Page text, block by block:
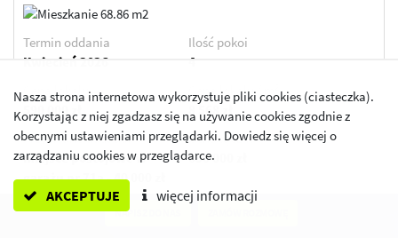
Termin oddania
Kwiecień 2026
Ilość pokoi
4
Cena lokalu
590 000 zł
Cena lokalu / m
8 568 zł
Przypisane dodatki:
miejsce postojowe w
garażu nr 71a - 40 000 zł
Cena łączna
630 000 zł
NAPISZ DO NAS
Nasza strona internetowa wykorzystuje pliki cookies (ciasteczka).
Korzystając z niej zgadzasz się na używanie cookies zgodnie z
obecnymi ustawieniami przeglądarki. Dowiedz się więcej o
zarządzaniu cookies w przeglądarce.
AKCEPTUJE więcej informacji